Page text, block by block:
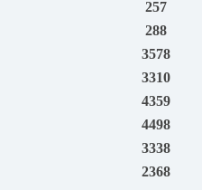
257
288
3578
3310
4359
4498
3338
2368